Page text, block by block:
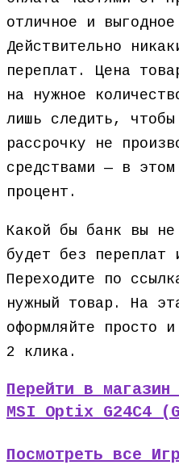
отличное и
Действительно
переплат. Цена
на нужное
лишь следить,
рассрочку не
средствами — в
процент.
Какой бы банк вы
будет без переплат
Переходите по
нужный товар. На
оформляйте просто
2 клика.
Перейти в
MSI Optix G24C4
Посмотреть все